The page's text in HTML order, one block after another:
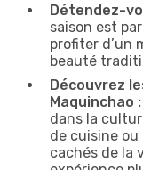
Détendez-
saison est
profiter d’un
beauté
Découvrez
Maquinchao :
dans la
de cuisine
cachés de la